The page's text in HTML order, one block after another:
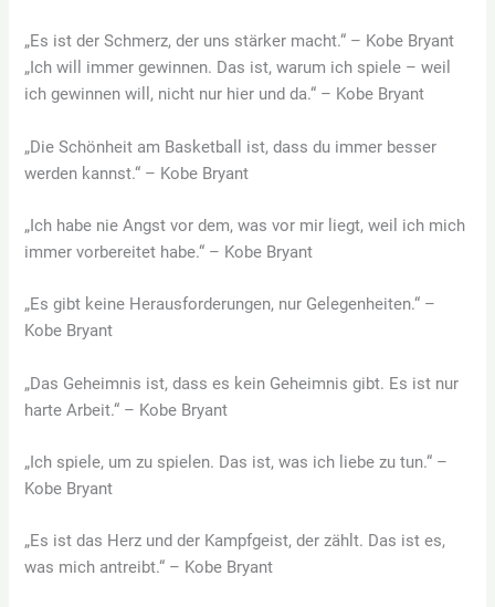
„Es ist der Schmerz, der uns stärker macht.“ – Kobe Bryant
„Ich will immer gewinnen. Das ist, warum ich spiele – weil
ich gewinnen will, nicht nur hier und da.“ – Kobe Bryant
„Die Schönheit am Basketball ist, dass du immer besser
werden kannst.“ – Kobe Bryant
„Ich habe nie Angst vor dem, was vor mir liegt, weil ich mich
immer vorbereitet habe.“ – Kobe Bryant
„Es gibt keine Herausforderungen, nur Gelegenheiten.“ –
Kobe Bryant
„Das Geheimnis ist, dass es kein Geheimnis gibt. Es ist nur
harte Arbeit.“ – Kobe Bryant
„Ich spiele, um zu spielen. Das ist, was ich liebe zu tun.“ –
Kobe Bryant
„Es ist das Herz und der Kampfgeist, der zählt. Das ist es,
was mich antreibt.“ – Kobe Bryant